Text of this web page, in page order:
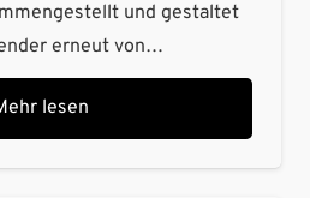
und gestaltet
erneut von…
lesen